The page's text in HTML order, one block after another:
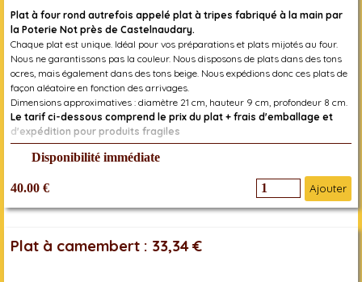
Plat à four rond autrefois appelé plat à tripes fabriqué à la main par
la Poterie Not près de Castelnaudary.
Chaque plat est unique. Idéal pour vos préparations et plats mijotés au four.
Nous ne garantissons pas la couleur. Nous disposons de plats dans des tons
ocres, mais également dans des tons beige. Nous expédions donc ces plats de
façon aléatoire en fonction des arrivages.
Dimensions approximatives : diamètre 21 cm, hauteur 9 cm, profondeur 8 cm.
Le tarif ci-dessous comprend le prix du plat + frais d'emballage et
d'expédition pour produits fragiles
Réf. 3309000030305
Disponibilité immédiate
40.00 € Ajouter
Plat à camembert : 33,34 €